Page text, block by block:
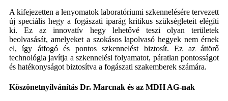
A kifejezetten a lenyomatok laboratóriumi szkennelésére tervezett
új speciális hegy a fogászati ​​iparág kritikus szükségleteit elégíti
ki. Ez az innovatív hegy lehetővé teszi olyan területek
beolvasását, amelyeket a szokásos lapolvasó hegyek nem érnek
el, így átfogó és pontos szkennelést biztosít. Ez az áttörő
technológia javítja a szkennelési folyamatot, páratlan pontosságot
és hatékonyságot biztosítva a fogászati ​​szakemberek számára.
Köszönetnyilvánítás Dr. Marcnak és az MDH AG-nak